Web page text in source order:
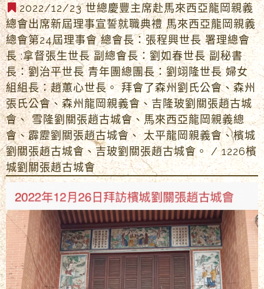
2022/12/23 世總慶豐主席赴馬來西亞龍岡親義
總會出席新屆理事宣誓就職典禮 馬來西亞龍岡親義
總會第24屆理事會 總會長：張程興世長 署理總會
長 :拿督張生世長 副總會長：劉如春世長 副秘書
長：劉治平世長 青年團總團長：劉翊隆世長 婦女
組組長：趙蕙心世長。 拜會了森州劉氏公會、森州
張氏公會、森州龍岡親義會、吉隆玻劉關張趙古城
會、 雪隆劉關張趙古城會、馬來西亞龍岡親義總
會、霹靂劉關張趙古城會、 太平龍岡親義會、檳城
劉關張趙古城會、吉玻劉關張趙古城會。 / 1226檳
城劉關張趙古城會